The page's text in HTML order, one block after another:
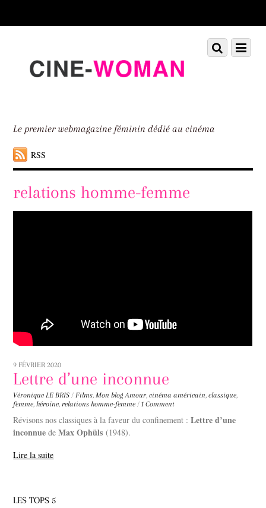
down
Le premier webmagazine féminin dédié au cinéma
RSS
Menu
Scroll
down
relations homme-femme
9 FÉVRIER 2020
Lettre d’une inconnue
Véronique LE BRIS / Films,Mon blog Amour,cinéma américain,classique,
femme,héroïne,relations homme-femme / 1 Comment
Révisons nos classiques à la faveur du confinement :Lettre d’une
inconnue deMax Ophüls (1948).
Lire la suite
LES TOPS 5